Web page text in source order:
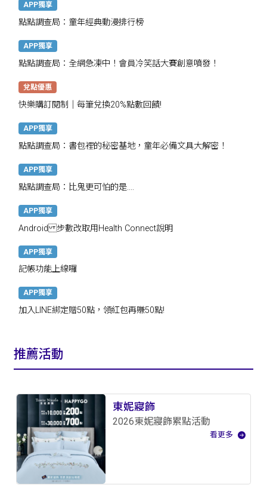
APP獨享
點點調查局：童年經典動漫排行榜
APP獨享
點點調查局：全網急凍中！會員冷笑話大賽創意噴發！
兌點優惠
快樂購訂閱制｜每筆兌換20%點數回饋!
APP獨享
點點調查局：書包裡的秘密基地，童年必備文具大解密！
APP獨享
點點調查局：比鬼更可怕的是....
APP獨享
Android 步數改取用Health Connect說明
APP獨享
記帳功能上線囉
APP獨享
加入LINE綁定贈50點，領紅包再賺50點!
推薦活動
東妮寢飾
2026東妮寢飾累點活動
看更多